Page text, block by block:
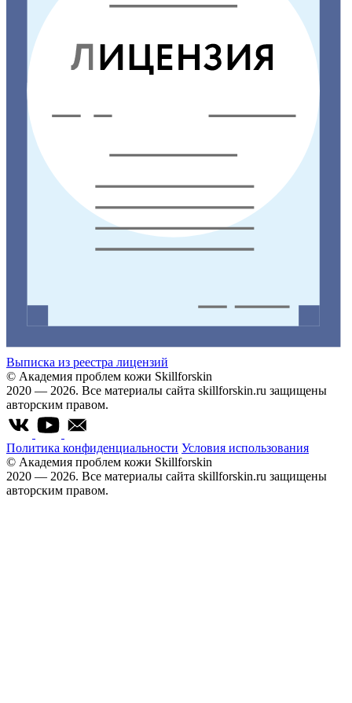
Выписка из реестра лицензий
© Академия проблем кожи Skillforskin
2020 — 2026. Все материалы сайта skillforskin.ru защищены
авторским правом.
Политика конфиденциальности Условия использования
© Академия проблем кожи Skillforskin
2020 — 2026. Все материалы сайта skillforskin.ru защищены
авторским правом.